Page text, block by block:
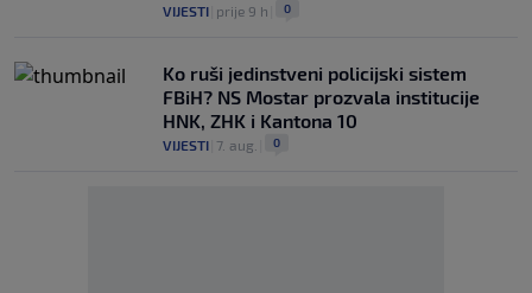
VIJESTI prije 9 h 0
Ko ruši jedinstveni policijski sistem
FBiH? NS Mostar prozvala institucije
HNK, ZHK i Kantona 10
VIJESTI 7. aug. 0